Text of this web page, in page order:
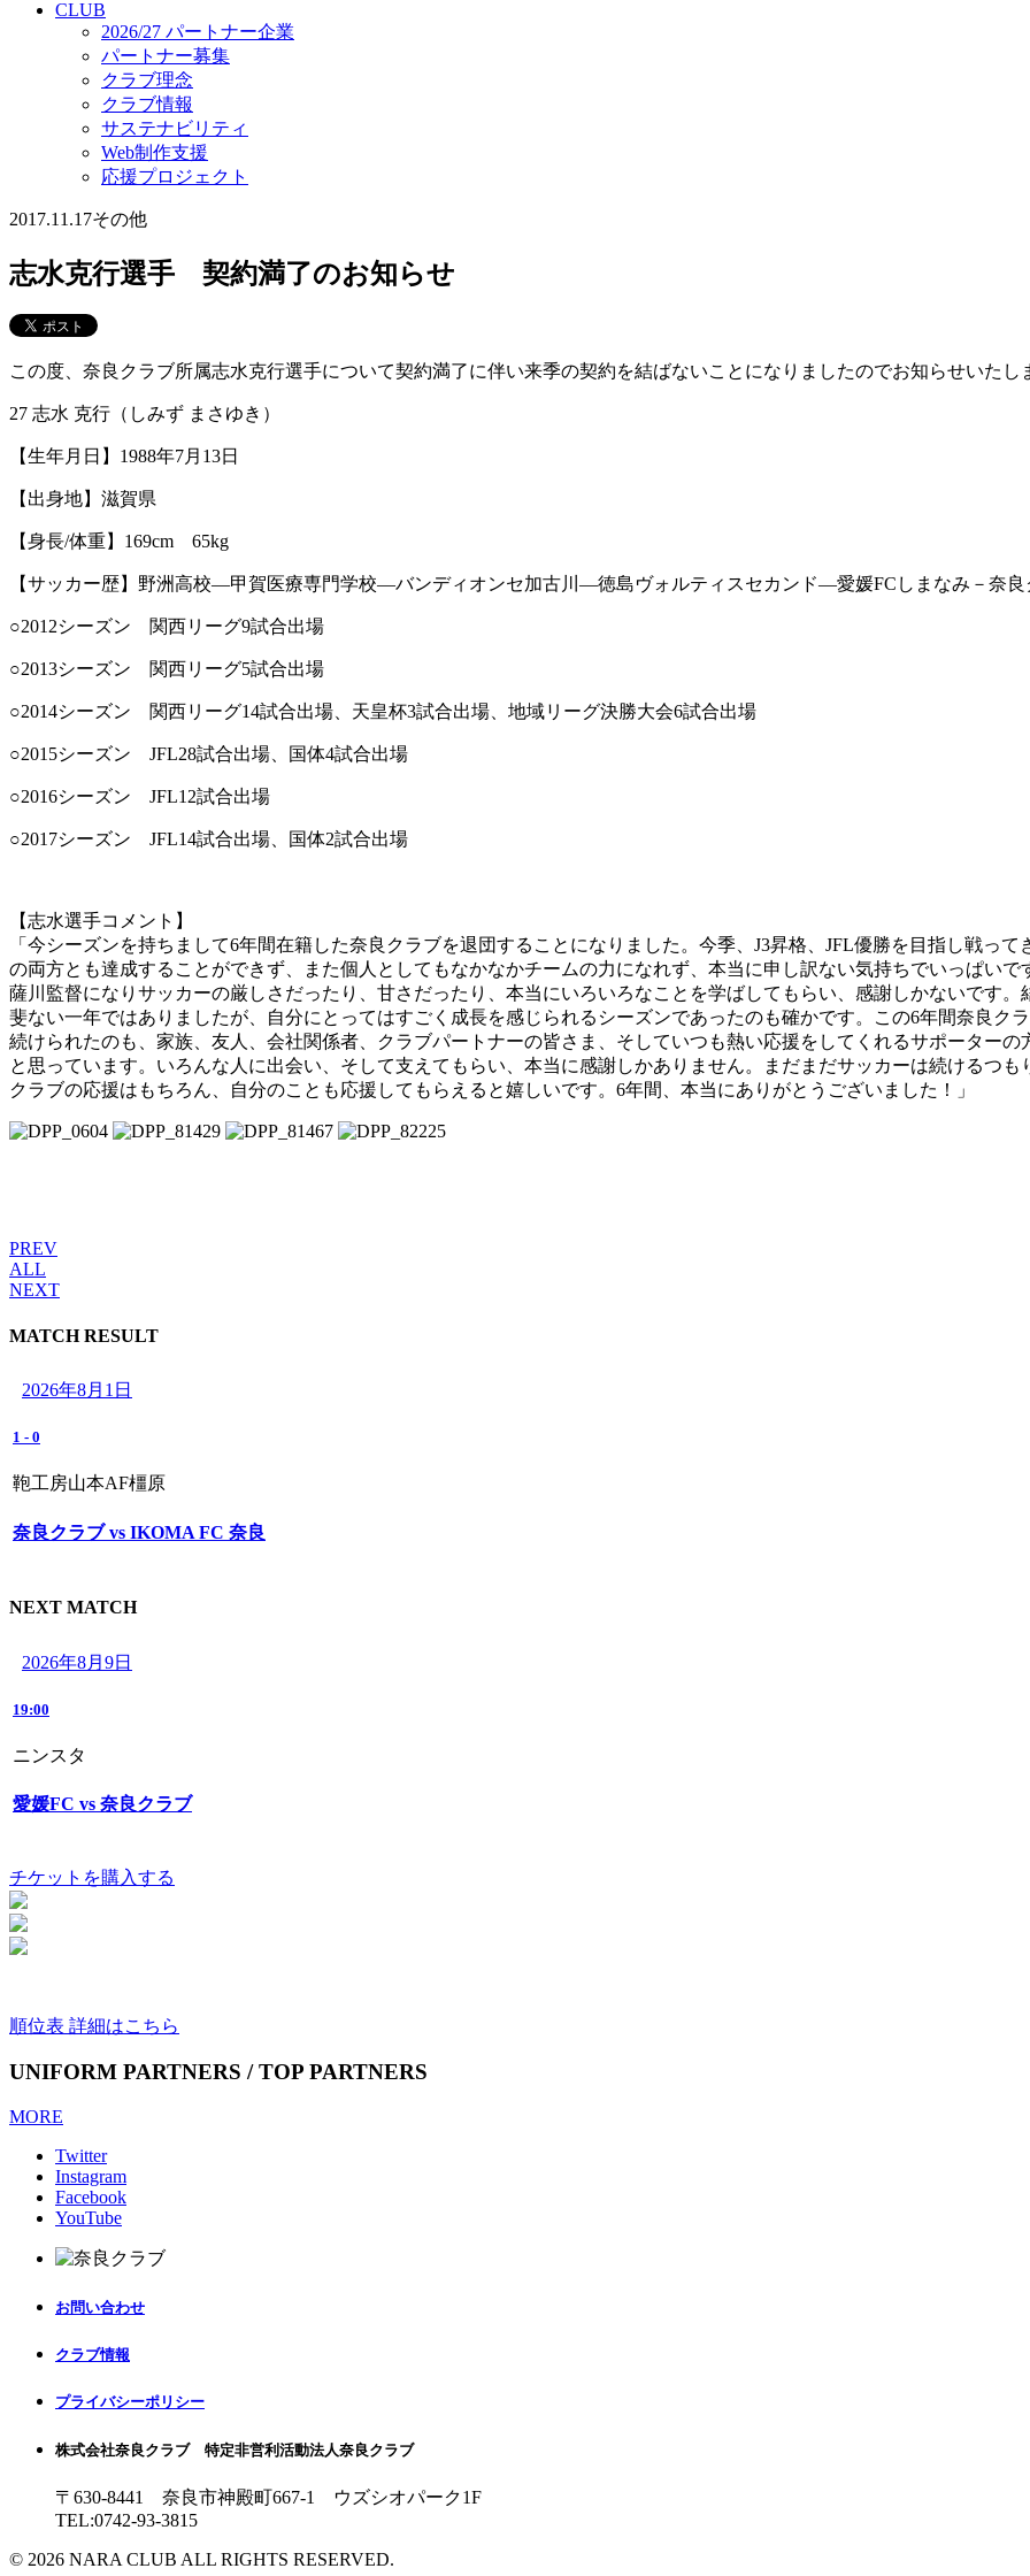
CLUB
2026/27 パートナー企業
パートナー募集
クラブ理念
クラブ情報
サステナビリティ
Web制作支援
応援プロジェクト
2017.11.17その他
志水克行選手 契約満了のお知らせ
この度、奈良クラブ所属志水克行選手について契約満了に伴い来季の契約を結ばないことになりましたのでお知らせいたし
27 志水 克行（しみず まさゆき）
【生年月日】1988年7月13日
【出身地】滋賀県
【身長/体重】169cm 65kg
【サッカー歴】野洲高校―甲賀医療専門学校―バンディオンセ加古川―徳島ヴォルティスセカンド―愛媛FCしまなみ－奈良
○2012シーズン 関西リーグ9試合出場
○2013シーズン 関西リーグ5試合出場
○2014シーズン 関西リーグ14試合出場、天皇杯3試合出場、地域リーグ決勝大会6試合出場
○2015シーズン JFL28試合出場、国体4試合出場
○2016シーズン JFL12試合出場
○2017シーズン JFL14試合出場、国体2試合出場
【志水選手コメント】
「今シーズンを持ちまして6年間在籍した奈良クラブを退団することになりました。今季、J3昇格、JFL優勝を目指し戦って
の両方とも達成することができず、また個人としてもなかなかチームの力になれず、本当に申し訳ない気持ちでいっぱいで
薩川監督になりサッカーの厳しさだったり、甘さだったり、本当にいろいろなことを学ばしてもらい、感謝しかないです。
斐ない一年ではありましたが、自分にとってはすごく成長を感じられるシーズンであったのも確かです。この6年間奈良ク
続けられたのも、家族、友人、会社関係者、クラブパートナーの皆さま、そしていつも熱い応援をしてくれるサポーターの
と思っています。いろんな人に出会い、そして支えてもらい、本当に感謝しかありません。まだまだサッカーは続けるつも
クラブの応援はもちろん、自分のことも応援してもらえると嬉しいです。6年間、本当にありがとうございました！」
PREV
ALL
NEXT
MATCH RESULT
2026年8月1日
1 - 0
鞄工房山本AF橿原
奈良クラブ vs IKOMA FC 奈良
NEXT MATCH
2026年8月9日
19:00
ニンスタ
愛媛FC vs 奈良クラブ
チケットを購入する
順位表 詳細はこちら
UNIFORM PARTNERS / TOP PARTNERS
MORE
Twitter
Instagram
Facebook
YouTube
お問い合わせ
クラブ情報
プライバシーポリシー
株式会社奈良クラブ 特定非営利活動法人奈良クラブ
〒630-8441 奈良市神殿町667-1
ウズシオパーク1F
TEL:0742-93-3815
© 2026 NARA CLUB ALL RIGHTS RESERVED.